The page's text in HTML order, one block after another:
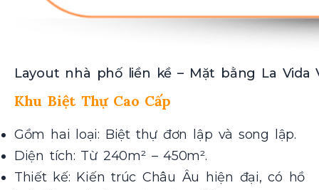
Layout nhà phố liền kề – Mặt bằng La Vida
Khu Biệt Thự Cao Cấp
Gồm hai loại: Biệt thự đơn lập và song lập.
Diện tích: Từ 240m² – 450m².
Thiết kế: Kiến trúc Châu Âu hiện đại, có hồ